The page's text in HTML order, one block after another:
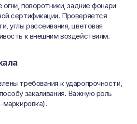
поворотники, задние фонари
сертификации. Проверяется
углы рассеивания, цветовая
к внешним воздействиям.
требования к ударопрочности,
закаливания. Важную роль
маркировка).